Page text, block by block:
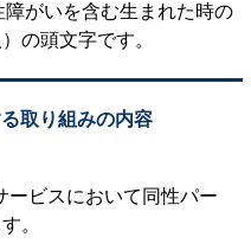
がいを含む生まれた時の
の頭文字です。
取り組みの内容
ービスにおいて同性パー
。